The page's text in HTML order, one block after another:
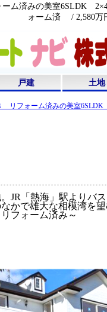
済みの美室6SLDK
ォーム済 / 2,580万
戸建 土地
フォーム済みの美室
JR「熱海」駅よりバ
かで雄大な相模湾を
フォーム済み～